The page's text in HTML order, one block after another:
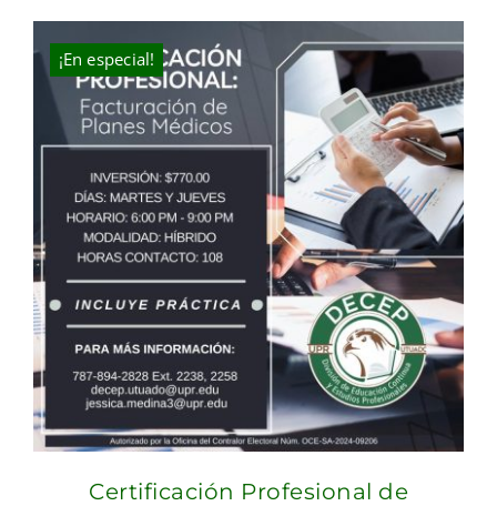
was:
$631.00.
is:
$400.00.
¡En especial!
Certificación Profesional de